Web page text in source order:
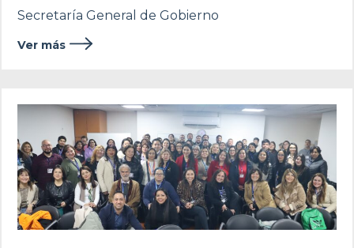
Secretaría General de Gobierno
Ver más